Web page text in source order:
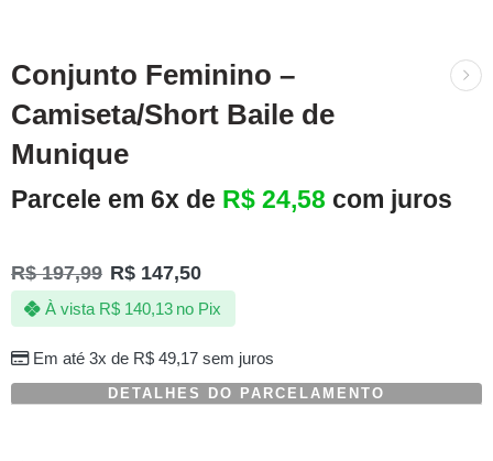
Conjunto Feminino –
Camiseta/Short Baile de
Munique
Parcele em 6x de R$ 24,58 com juros
R$197,99 R$ 147,50
Em até 3x de R$49,17sem juros
À vista R$140,13 no Pix
DETALHES DO PARCELAMENTO